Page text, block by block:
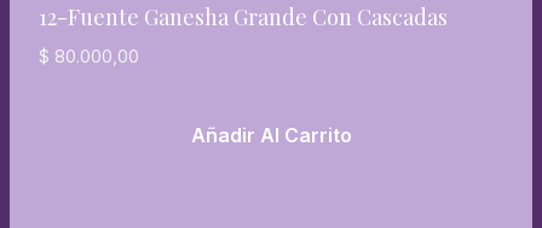
12-Fuente Ganesha Grande Con Cascadas
$ 80.000,00
Añadir Al Carrito